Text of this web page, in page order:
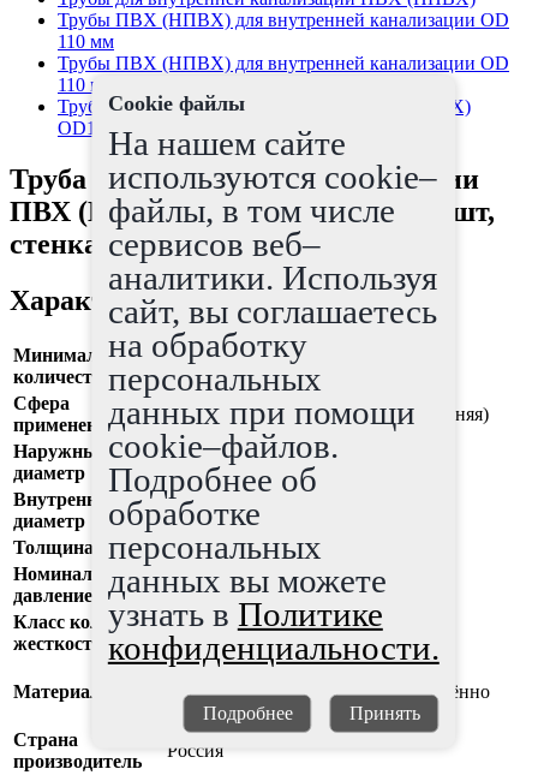
Трубы ПВХ (НПВХ) для внутренней канализации OD
110 мм
Трубы ПВХ (НПВХ) для внутренней канализации OD
110 мм, стенка 2,2 мм
Труба для внутренней канализации ПВХ (НПВХ)
OD110мм, 1500мм, 1шт, стенка 2.2мм
Труба для внутренней канализации
ПВХ (НПВХ) OD110мм, 1500мм, 1шт,
стенка 2.2мм
Характеристики
Минимальное
количество
Сфера
применения
безнапорная канализация (внутренняя)
Наружный
диаметр
110 мм
Внутренний
диаметр
105,6 мм
Толщина стенки 2,2 мм
Номинальное
давление (PN)
0
Класс кольцевой
жесткости (SN)
4
Материал
непластифицированный
поливинилхлорид (НПВХ) упрощённо
называют (ПВХ)
Страна
производитель
Россия
Cookie файлы
На нашем сайте
используются cookie–
файлы, в том числе
сервисов веб–
аналитики. Используя
сайт, вы соглашаетесь
на обработку
персональных
данных при помощи
cookie–файлов.
Подробнее об
обработке
персональных
данных вы можете
узнать в Политике
конфиденциальности.
Подробнее Принять